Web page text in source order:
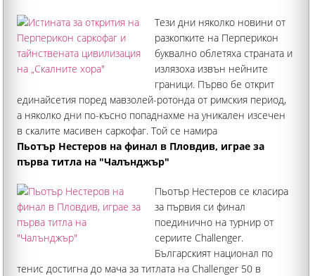
Тези дни няколко новини от
разкопките на Перперикон
буквално облетяха страната и
излязоха извън нейните
граници. Първо бе открит
единайсетия поред мавзолей-ротонда от римския период,
а няколко дни по-късно попаднахме на уникален изсечен
в скалите масивен саркофаг. Той се намира
непосредствено до известна отпреди скална гробница
Пьотър Нестеров на финал в Пловдив, играе за
първа титла на "Чалънджър"
Пьотър Нестеров се класира
за първия си финал
поединично на турнир от
сериите Challenger.
Българският национал по
тенис достигна до мача за титлата на Challenger 50 в